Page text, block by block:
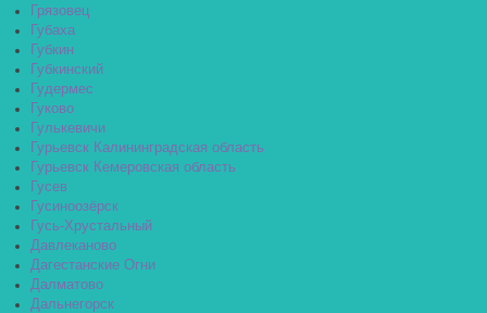
Грязовец
Губаха
Губкин
Губкинский
Гудермес
Гуково
Гулькевичи
Гурьевск Калининградская область
Гурьевск Кемеровская область
Гусев
Гусиноозёрск
Гусь-Хрустальный
Давлеканово
Дагестанские Огни
Далматово
Дальнегорск